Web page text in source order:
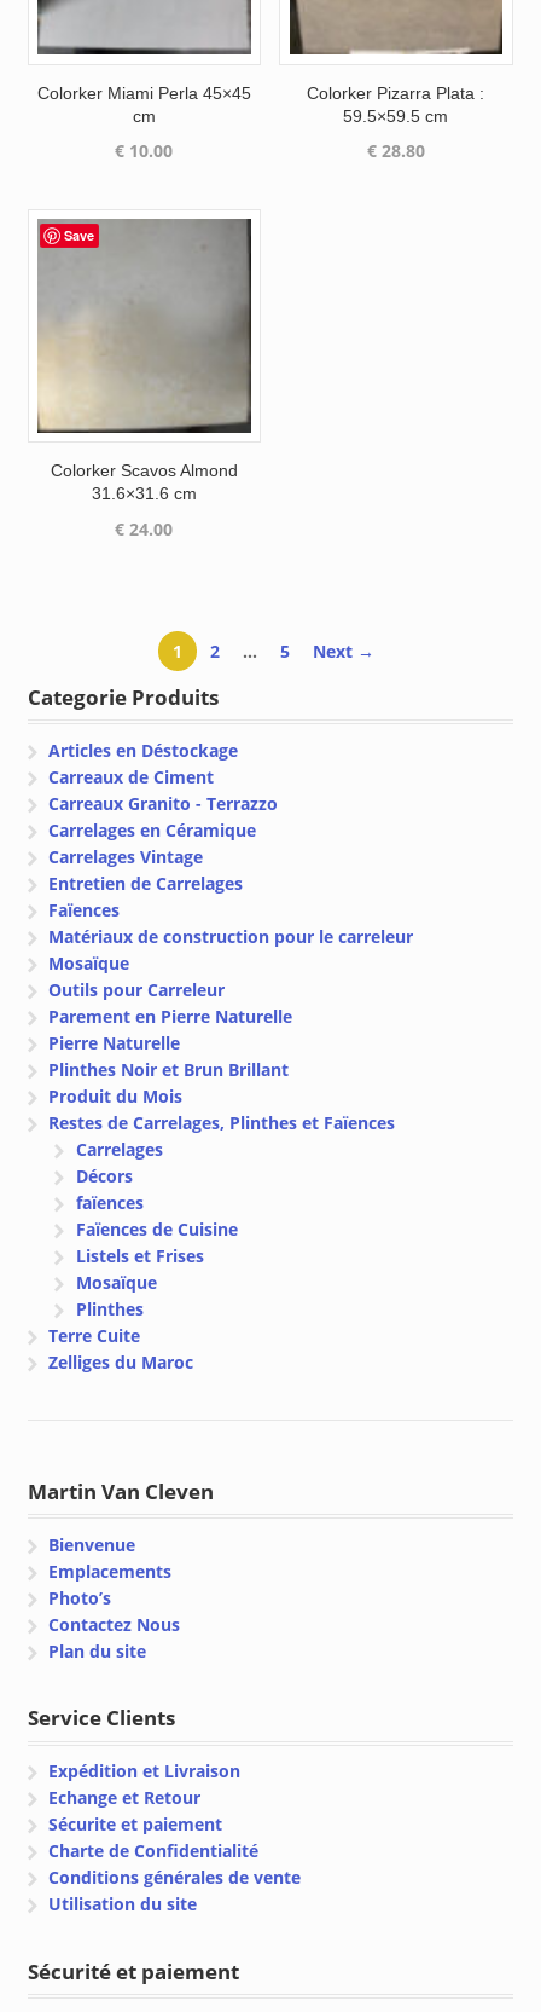
Colorker Miami Perla 45×45
cm
€ 10.00
Colorker Pizarra Plata :
59.5×59.5 cm
€28.80
Save
Colorker Scavos Almond
31.6×31.6 cm
€ 24.00
1 2 … 5 Next →
Categorie Produits
Articles en Déstockage
Carreaux de Ciment
Carreaux Granito - Terrazzo
Carrelages en Céramique
Carrelages Vintage
Entretien de Carrelages
Faïences
Matériaux de construction pour le carreleur
Mosaïque
Outils pour Carreleur
Parement en Pierre Naturelle
Pierre Naturelle
Plinthes Noir et Brun Brillant
Produit du Mois
Restes de Carrelages, Plinthes et Faïences
Carrelages
Décors
faïences
Faïences de Cuisine
Listels et Frises
Mosaïque
Plinthes
Terre Cuite
Zelliges du Maroc
Martin Van Cleven
Bienvenue
Emplacements
Photo’s
Contactez Nous
Plan du site
Service Clients
Expédition et Livraison
Echange et Retour
Sécurite et paiement
Charte de Confidentialité
Conditions générales de vente
Utilisation du site
Sécurité et paiement